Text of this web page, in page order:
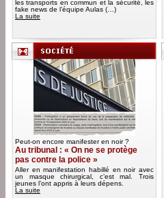
les transports en commun et la sécurité, les
fake news de l’équipe Aulas (…)
La suite
Peut-on encore manifester en noir ?
Au tribunal : « On ne se protège
pas contre la police »
Aller en manifestation habillé en noir avec
un masque chirurgical, c’est mal. Trois
jeunes l’ont appris à leurs dépens.
La suite